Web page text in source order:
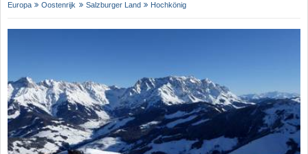
Europa Oostenrijk Salzburger Land Hochkönig